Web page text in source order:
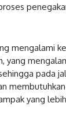
mengalami
yang
pada
yang